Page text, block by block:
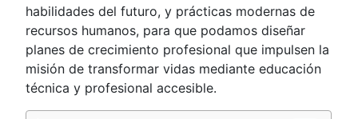
habilidades del futuro, y prácticas modernas de
recursos humanos, para que podamos diseñar
planes de crecimiento profesional que impulsen la
misión de transformar vidas mediante educación
técnica y profesional accesible.